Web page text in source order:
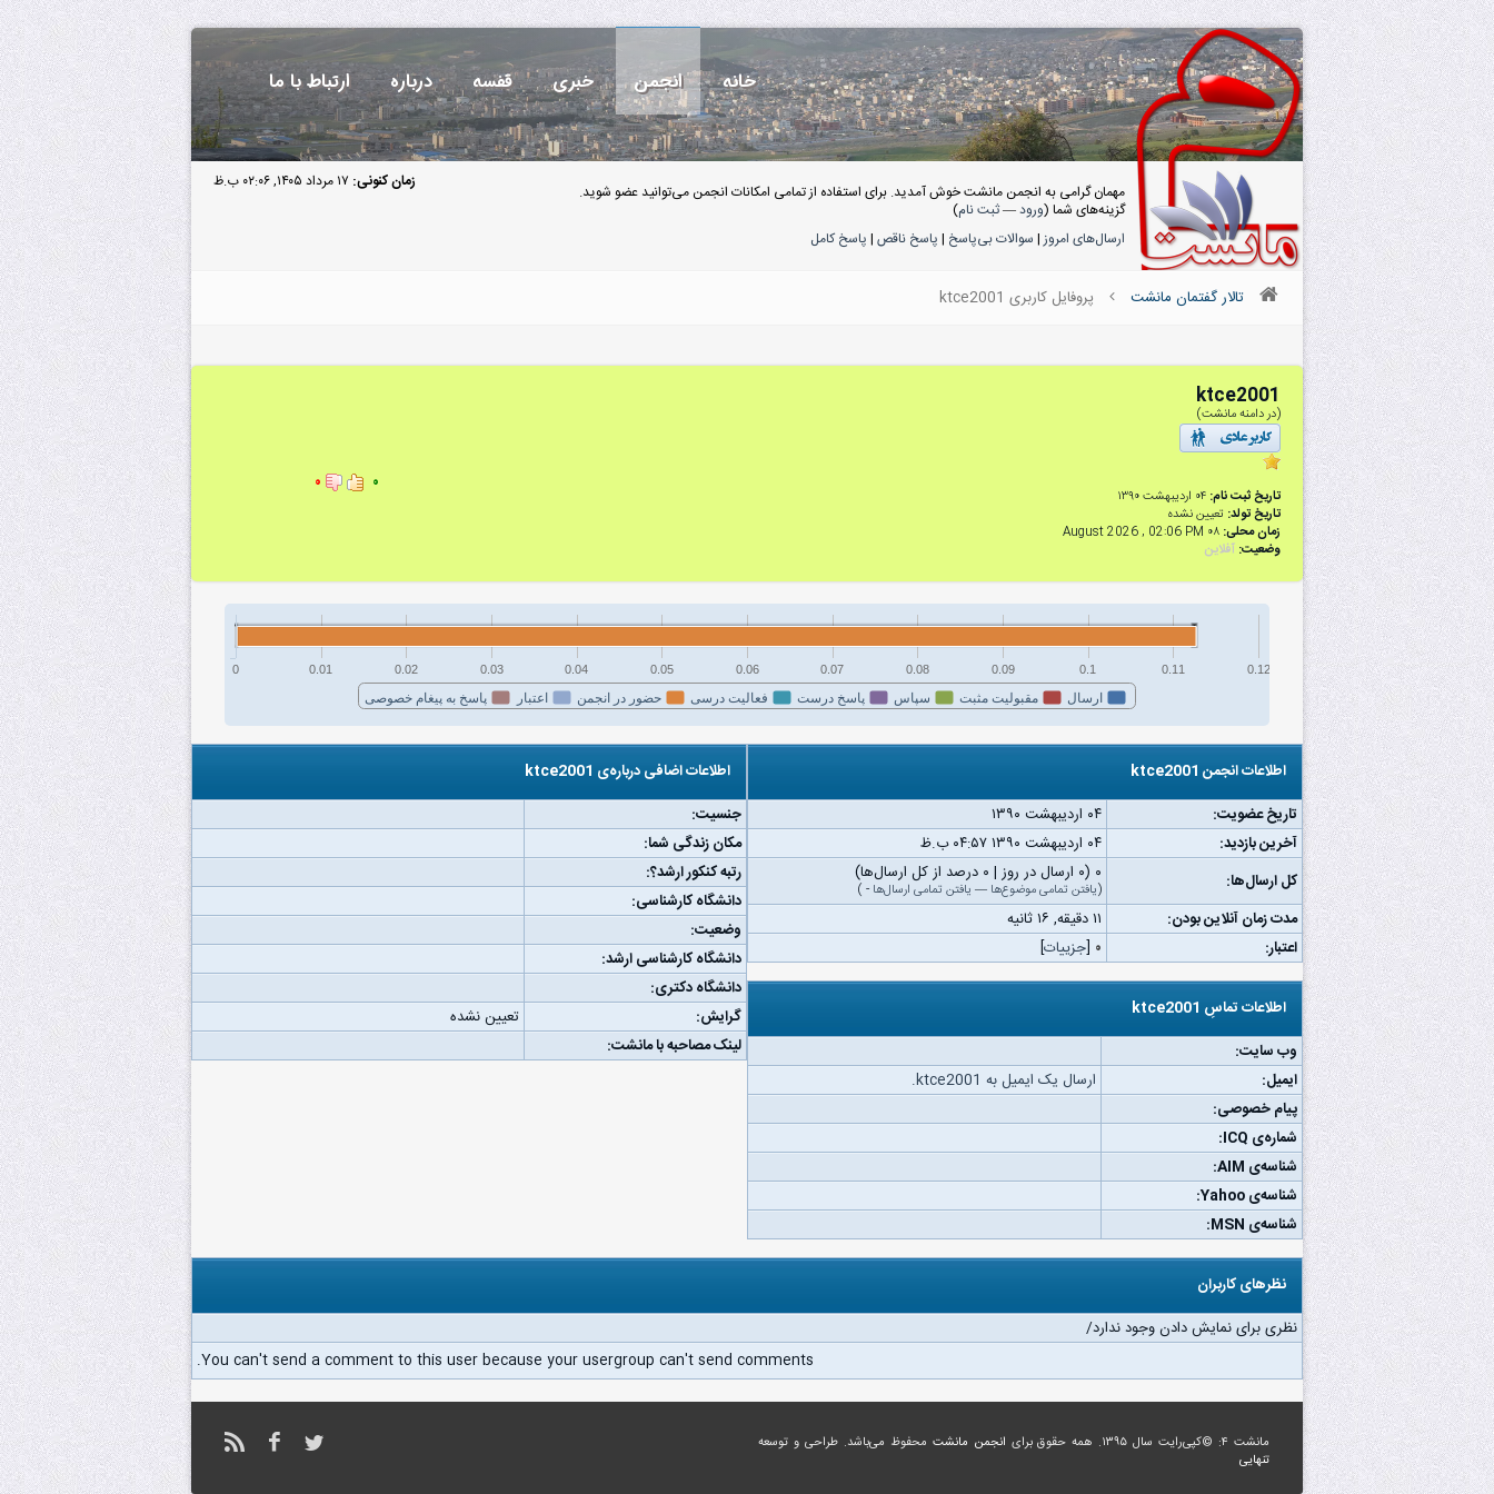
خانه انجمن خبری قفسه درباره ارتباط با ما
زمان کنونی: ۱۷ مرداد ۱۴۰۵, ۰۲:۰۶ ب.ظ
مهمان گرامی به انجمن مانشت خوش آمدید. برای استفاده از تمامی امکانات انجمن می‌توانید عضو شوید.
گزینه‌های شما (ورود—ثبت نام)
ارسال‌های امروز| سوالات بی‌پاسخ | پاسخ ناقص | پاسخ کامل
تالار گفتمان مانشت پروفایل کاربری ktce2001
ktce2001
(در دامنه مانشت)
تاریخ ثبت نام: ۰۴ اردیبهشت ۱۳۹۰
تاریخ تولد: تعیین نشده
زمان محلی: ۰۸ August 2026 , 02:06 PM
وضعیت: آفلاین
۰ ۰
ارسال مقبولیت مثبت سپاس پاسخ درست فعالیت درسی حضور در انجمن اعتبار پاسخ به پیغام خصوصی
0 0.01 0.02 0.03 0.04 0.05 0.06 0.07 0.08 0.09 0.1 0.11 0.12
اطلاعات انجمن ktce2001
تاریخ عضویت:
۰۴ اردیبهشت ۱۳۹۰
آخرین بازدید:
۰۴ اردیبهشت ۱۳۹۰ ۰۴:۵۷ ب.ظ
کل ارسال‌ها:
۰ (۰ ارسال در روز | ۰ درصد از کل ارسال‌ها)
(یافتن تمامی موضوع‌ها — یافتن تمامی ارسال‌ها -
)
مدت زمان آنلاین بودن:
۱۱ دقیقه, ۱۶ ثانیه
اعتبار:
۰ [جزییات]
اطلاعات تماسِ ktce2001
وب‌ سایت:
ایمیل:
ارسال یک ایمیل به ktce2001.
پیام خصوصی:
شماره‌ی ICQ:
شناسه‌ی AIM:
شناسه‌ی Yahoo:
شناسه‌ی MSN:
اطلاعات اضافی درباره‌ی ktce2001
جنسیت:
مکان زندگی شما:
رتبه کنکور ارشد؟:
دانشگاه کارشناسی:
وضعیت:
دانشگاه کارشناسی ارشد:
دانشگاه دکتری:
گرایش:
تعیین نشده
لینک مصاحبه با مانشت:
نظرهای کاربران
نظری برای نمایش دادن وجود ندارد/
You can't send a comment to this user because your usergroup can't send comments.
مانشت ۴: ©کپی‌رایت سال ۱۳۹۵. همه حقوق برای انجمن مانشت محفوظ می‌باشد. طراحی و توسعه
تنهایی